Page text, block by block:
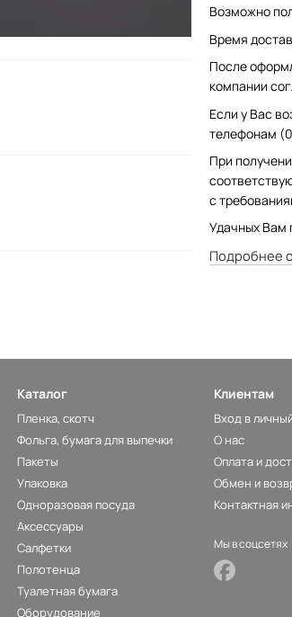
Возможно
Время
После
компании
Если у Вас
телефонам
При
с
Удачных Вам
Подробнее
Каталог
Пленка, скотч
Фольга, бумага для выпечки
Пакеты
Упаковка
Одноразовая посуда
Аксессуары
Салфетки
Полотенца
Туалетная бумага
Оборудование
Клиентам
Вход в
О нас
Оплата и
Обмен и
Контактная
Мы в соцсетях